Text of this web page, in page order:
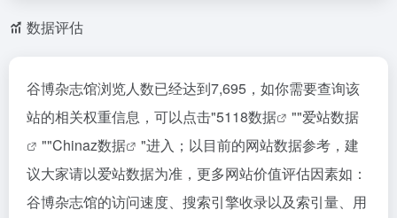
数据评估
谷博杂志馆浏览人数已经达到7,695，如你需要查询该
站的相关权重信息，可以点击"5118数据 ""爱站数据
""Chinaz数据
"进入；以目前的网站数据参考，建
议大家请以爱站数据为准，更多网站价值评估因素如：
谷博杂志馆的访问速度、搜索引擎收录以及索引量、用